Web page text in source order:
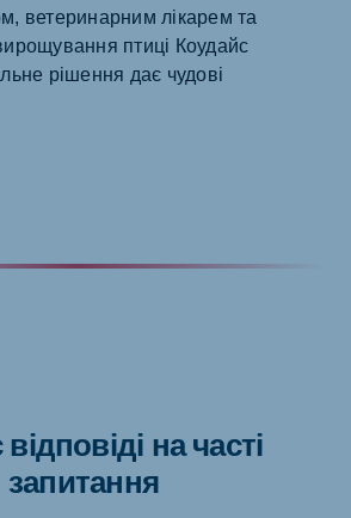
ветеринарним лікарем та
птиці Коудайс
рішення дає чудові
на часті
запитання